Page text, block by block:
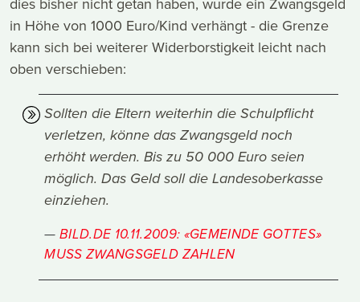
in Höhe von 1000 Euro/Kind verhängt - die Grenze
kann sich bei weiterer Widerborstigkeit leicht nach
oben verschieben:
Sollten die Eltern weiterhin die Schulpflicht
verletzen, könne das Zwangsgeld noch
erhöht werden. Bis zu 50 000 Euro seien
möglich. Das Geld soll die Landesoberkasse
einziehen.
BILD.DE 10.11.2009: «GEMEINDE GOTTES»
MUSS ZWANGSGELD ZAHLEN